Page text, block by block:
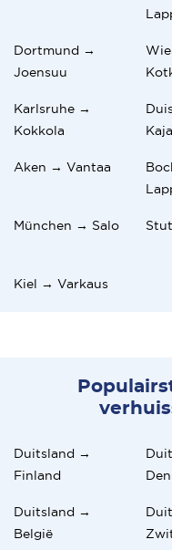
Dortmund →
Joensuu
Karlsruhe →
Kokkola
Aken → Vantaa
München → Salo
Kiel → Varkaus
Duitsland →
Finland
Duitsland →
België